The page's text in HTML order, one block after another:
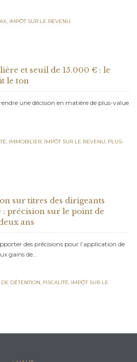
, IMPÔT SUR LE REVENU
et seuil de 15.000 € : le
le ton
une décision en matière de plus-value
, IMMOBILIER, IMPÔT SUR LE REVENU, PLUS-
sur titres des dirigeants
précision sur le point de
ans
des précisions pour l’application de
gains de…
DÉTENTION, FISCALITÉ, IMPÔT SUR LE